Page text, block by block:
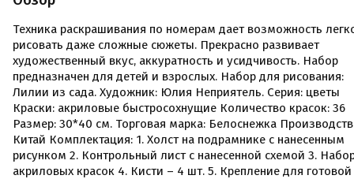
Техника раскрашивания по номерам дает возможность
рисовать даже сложные сюжеты. Прекрасно развивает
художественный вкус, аккуратность и усидчивость. Набор
предназначен для детей и взрослых. Набор для рисования:
Лилии из сада. Художник: Юлия Неприятель. Серия: цветы
Краски: акриловые быстросохнущие Количество красок: 36
Размер: 30*40 см. Торговая марка: Белоснежка
Китай Комплектация: 1. Холст на подрамнике с нанесенным
рисунком 2. Контрольный лист с нанесенной схемой 3.
акриловых красок 4. Кисти – 4 шт. 5. Крепление для готовой